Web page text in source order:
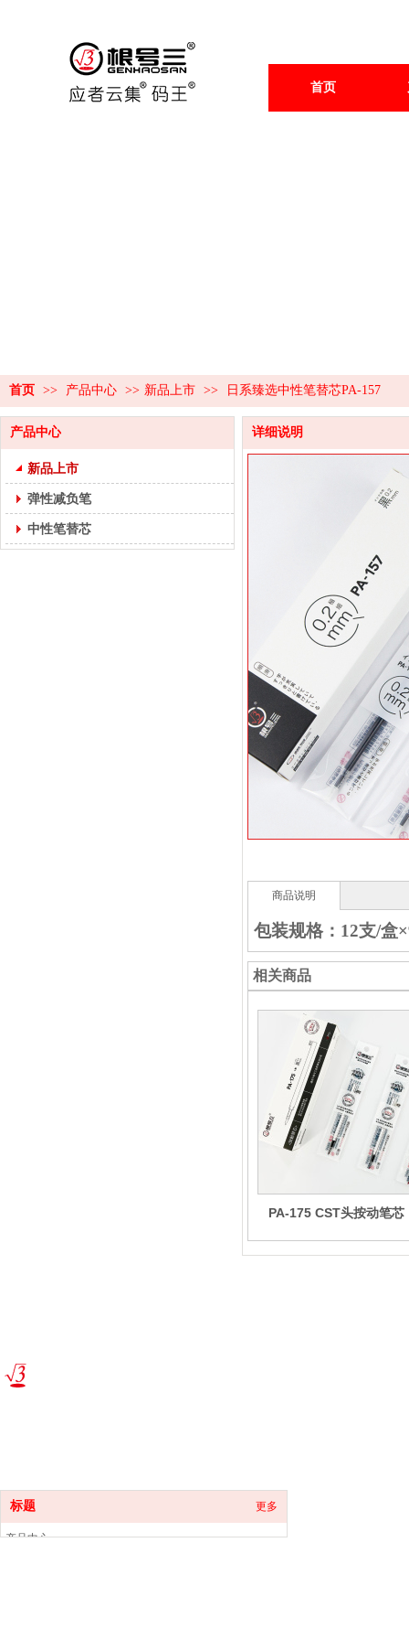
首页
首页 >> 产品中心 >> 新品上市 >> 日系臻选中性笔替芯PA-157
产品中心
新品上市
弹性减负笔
中性笔替芯
详细说明
商品说明
包装规格：12支/盒
相关商品
PA-175 CST头按动笔芯
标题 更多
产品中心